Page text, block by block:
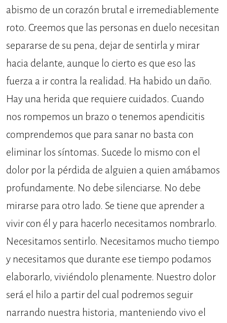
abismo de un corazón brutal e irremediablemente
roto. Creemos que las personas en duelo necesitan
separarse de su pena, dejar de sentirla y mirar
hacia delante, aunque lo cierto es que eso las
fuerza a ir contra la realidad. Ha habido un daño.
Hay una herida que requiere cuidados. Cuando
nos rompemos un brazo o tenemos apendicitis
comprendemos que para sanar no basta con
eliminar los síntomas. Sucede lo mismo con el
dolor por la pérdida de alguien a quien amábamos
profundamente. No debe silenciarse. No debe
mirarse para otro lado. Se tiene que aprender a
vivir con él y para hacerlo necesitamos nombrarlo.
Necesitamos sentirlo. Necesitamos mucho tiempo
y necesitamos que durante ese tiempo podamos
elaborarlo, viviéndolo plenamente. Nuestro dolor
será el hilo a partir del cual podremos seguir
narrando nuestra historia, manteniendo vivo el